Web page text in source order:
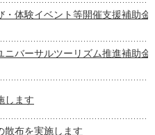
体験イベント等開催支援補助金
バーサルツーリズム推進補助金
します
散布を実施します